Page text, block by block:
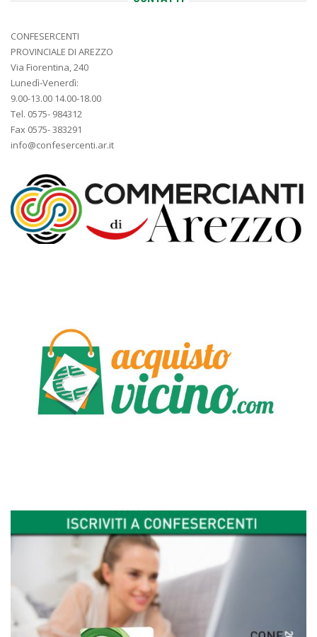
CONFESERCENTI
PROVINCIALE DI AREZZO
Via Fiorentina, 240
Lunedì-Venerdì:
9.00-13.00 14.00-18.00
Tel. 0575- 984312
Fax 0575- 383291
info@confesercenti.ar.it